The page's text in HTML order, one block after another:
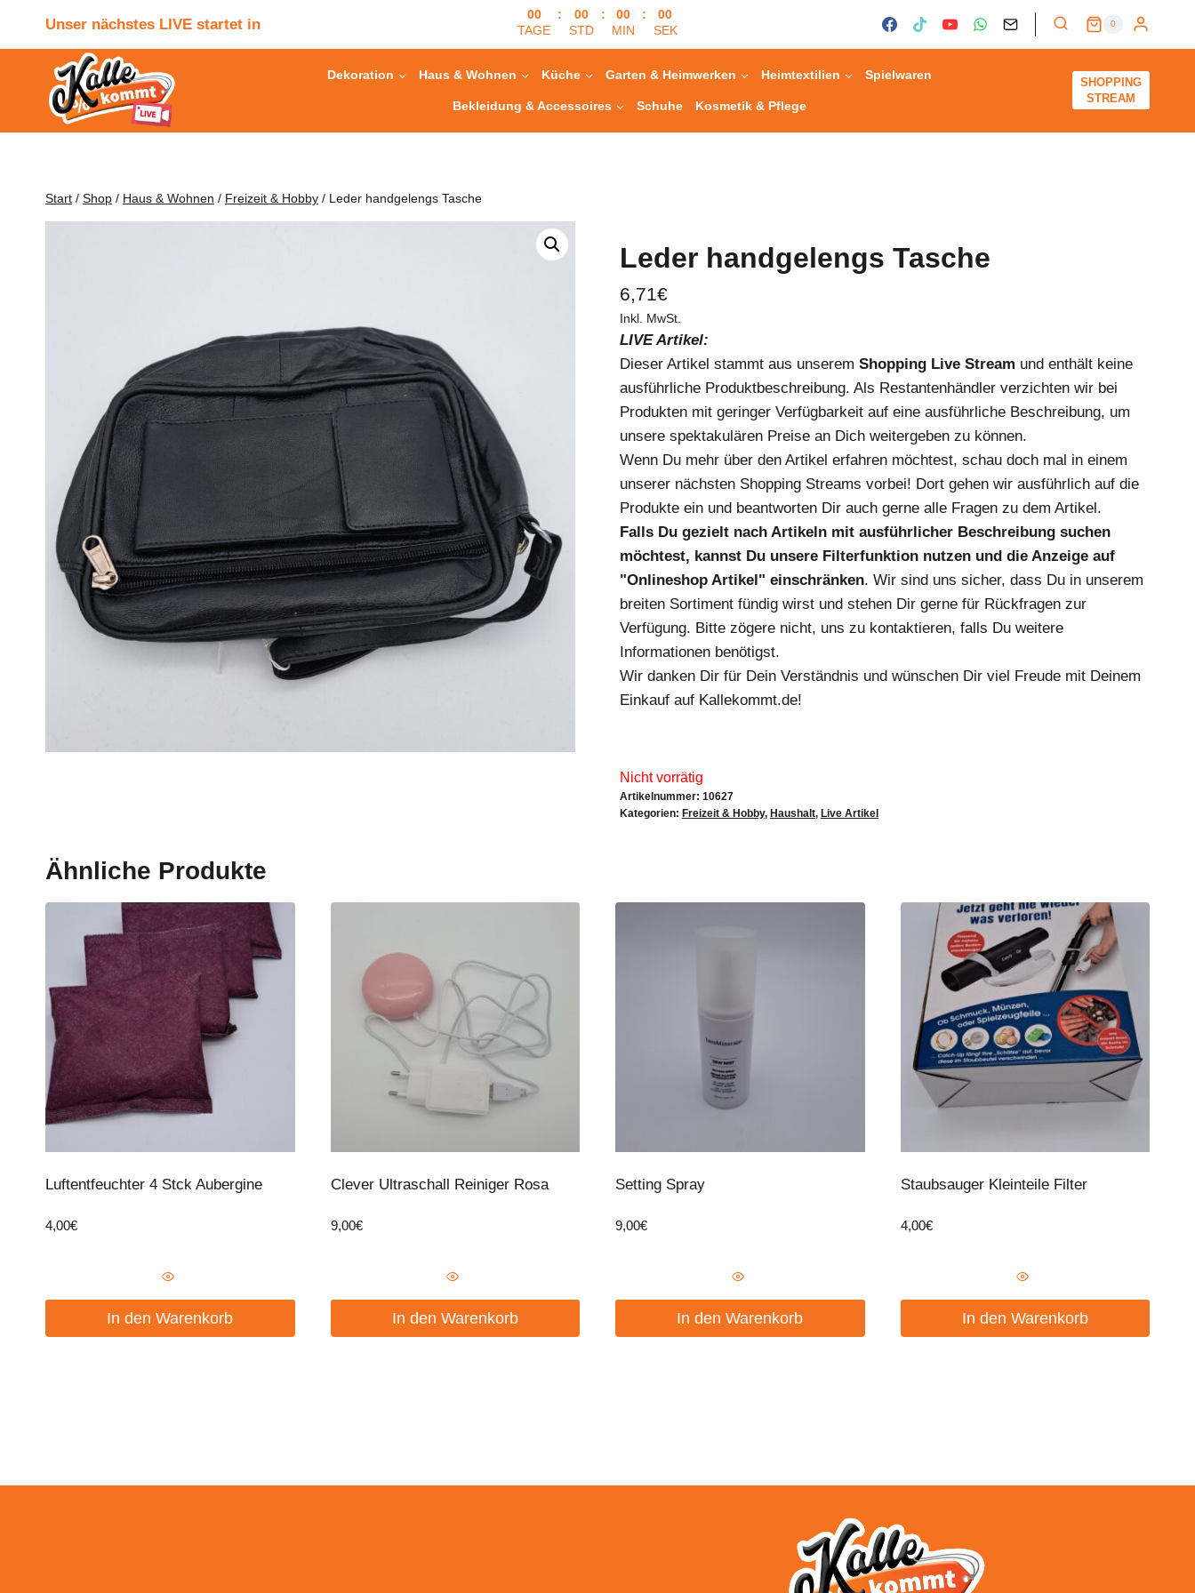
Unser nächstes LIVE startet in
00
TAGE
:
00
STD
:
00
MIN
:
00
SEK
0
Dekoration Haus & Wohnen Küche Garten & Heimwerken Heimtextilien Spielwaren
Bekleidung & Accessoires Schuhe Kosmetik & Pflege
SHOPPING
STREAM
Start / Shop / Haus & Wohnen / Freizeit & Hobby / Leder handgelengs Tasche
Leder handgelengs Tasche
6,71€
Inkl. MwSt.
LIVE Artikel:
Dieser Artikel stammt aus unserem Shopping Live Stream und enthält keine
ausführliche Produktbeschreibung. Als Restantenhändler verzichten wir bei
Produkten mit geringer Verfügbarkeit auf eine ausführliche Beschreibung, um
unsere spektakulären Preise an Dich weitergeben zu können.
Wenn Du mehr über den Artikel erfahren möchtest, schau doch mal in einem
unserer nächsten Shopping Streams vorbei! Dort gehen wir ausführlich auf die
Produkte ein und beantworten Dir auch gerne alle Fragen zu dem Artikel.
Falls Du gezielt nach Artikeln mit ausführlicher Beschreibung suchen
möchtest, kannst Du unsere Filterfunktion nutzen und die Anzeige auf
"Onlineshop Artikel" einschränken. Wir sind uns sicher, dass Du in unserem
breiten Sortiment fündig wirst und stehen Dir gerne für Rückfragen zur
Verfügung. Bitte zögere nicht, uns zu kontaktieren, falls Du weitere
Informationen benötigst.
Wir danken Dir für Dein Verständnis und wünschen Dir viel Freude mit Deinem
Einkauf auf Kallekommt.de!
Nicht vorrätig
Artikelnummer: 10627
Kategorien: Freizeit & Hobby, Haushalt, Live Artikel
Ähnliche Produkte
Luftentfeuchter 4 Stck Aubergine
4,00€
In den Warenkorb
Clever Ultraschall Reiniger Rosa
9,00€
In den Warenkorb
Setting Spray
9,00€
In den Warenkorb
Staubsauger Kleinteile Filter
4,00€
In den Warenkorb